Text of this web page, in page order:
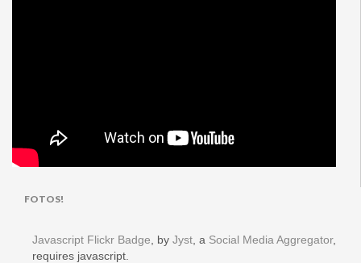
FOTOS!
Javascript Flickr Badge , by Jyst , a Social Media Aggregator,
requires javascript.